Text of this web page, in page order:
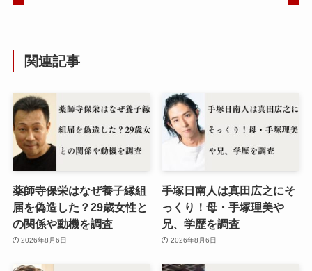
関連記事
薬師寺保栄はなぜ養子縁組
届を偽造した？29歳女性と
の関係や動機を調査
2026年8月6日
手塚日南人は真田広之にそ
っくり！母・手塚理美や
兄、学歴を調査
2026年8月6日